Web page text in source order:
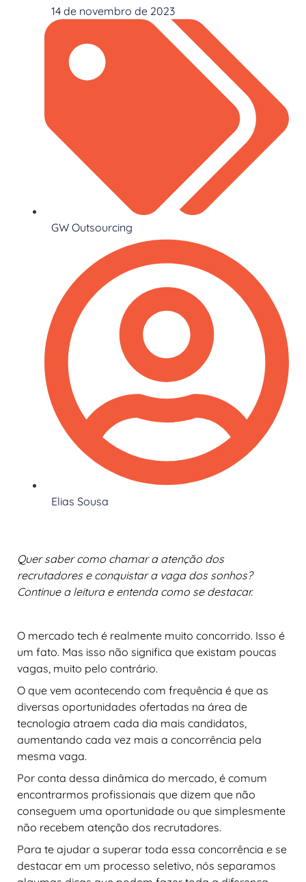
14 de novembro de 2023
GW Outsourcing
Elias Sousa
Quer saber como chamar a atenção dos
recrutadores e conquistar a vaga dos sonhos?
Continue a leitura e entenda como se destacar.
O mercado tech é realmente muito concorrido. Isso é
um fato. Mas isso não significa que existam poucas
vagas, muito pelo contrário.
O que vem acontecendo com frequência é que as
diversas oportunidades ofertadas na área de
tecnologia atraem cada dia mais candidatos,
aumentando cada vez mais a concorrência pela
mesma vaga.
Por conta dessa dinâmica do mercado, é comum
encontrarmos profissionais que dizem que não
conseguem uma oportunidade ou que simplesmente
não recebem atenção dos recrutadores.
Para te ajudar a superar toda essa concorrência e se
destacar em um processo seletivo, nós separamos